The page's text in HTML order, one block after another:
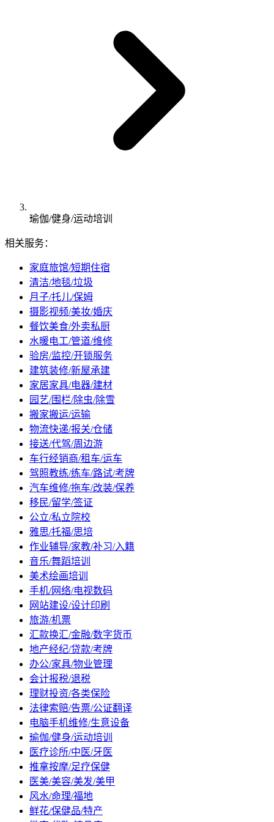
瑜伽/健身/运动培训
相关服务：
家庭旅馆/短期住宿
清洁/地毯/垃圾
月子/托儿/保姆
摄影视频/美妆/婚庆
餐饮美食/外卖私厨
水暖电工/管道/维修
验房/监控/开锁服务
建筑装修/新屋承建
家居家具/电器/建材
园艺/围栏/除虫/除雪
搬家搬运/运输
物流快递/报关/仓储
接送/代驾/周边游
车行经销商/租车/运车
驾照教练/练车/路试/考牌
汽车维修/拖车/改装/保养
移民/留学/签证
公立/私立院校
雅思/托福/思培
作业辅导/家教/补习/入籍
音乐/舞蹈培训
美术绘画培训
手机/网络/电视数码
网站建设/设计印刷
旅游/机票
汇款换汇/金融/数字货币
地产经纪/贷款/考牌
办公/家具/物业管理
会计报税/退税
理财投资/各类保险
法律索赔/告票/公证翻译
电脑手机维修/生意设备
瑜伽/健身/运动培训
医疗诊所/中医/牙医
推拿按摩/足疗保健
医美/美容/美发/美甲
风水/命理/福地
鲜花/保健品/特产